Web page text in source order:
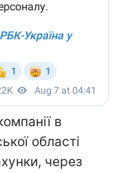
в
області
через